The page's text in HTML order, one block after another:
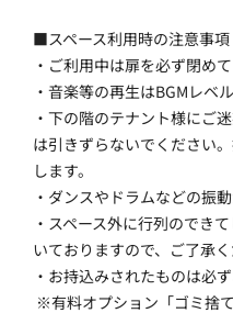
■スペース利用時の注意事項
・ご利用中は扉を必ず閉めて
・音楽等の再生はBGMレベ
・下の階のテナント様にご
は引きずらないでください
します。
・ダンスやドラムなどの振
・スペース外に行列のでき
いておりますので、ご了承く
・お持込みされたものは必